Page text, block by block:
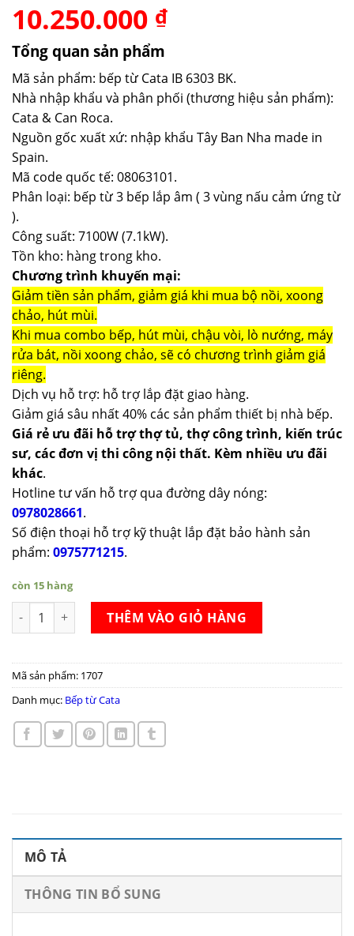
Giá
gốc
là:
18.000.000 ₫.
10.250.000 ₫Giá
là:
10.250.000 ₫.
Tổng quan sản phẩm
Mã sản phẩm: bếp từ Cata IB 6303 BK.
Nhà nhập khẩu và phân phối (thương hiệu sản phẩm):
Cata & Can Roca.
Nguồn gốc xuất xứ: nhập khẩu Tây Ban Nha made in
Spain.
Mã code quốc tế: 08063101.
Phân loại: bếp từ 3 bếp lắp âm ( 3 vùng nấu cảm ứng từ
).
Công suất: 7100W (7.1kW).
Tồn kho: hàng trong kho.
Chương trình khuyến mại:
Giảm tiền sản phẩm, giảm giá khi mua bộ nồi, xoong
chảo, hút mùi.
Khi mua combo bếp, hút mùi, chậu vòi, lò nướng, máy
rửa bát, nồi xoong chảo, sẽ có chương trình giảm giá
riêng.
Dịch vụ hỗ trợ: hỗ trợ lắp đặt giao hàng.
Giảm giá sâu nhất 40% các sản phẩm thiết bị nhà bếp.
Giá rẻ ưu đãi hỗ trợ thợ tủ, thợ công trình, kiến trúc
sư, các đơn vị thi công nội thất. Kèm nhiều ưu đãi
khác.
Hotline tư vấn hỗ trợ qua đường dây nóng:
0978028661.
Số điện thoại hỗ trợ kỹ thuật lắp đặt bảo hành sản
phẩm: 0975771215.
còn 15 hàng
Bếp từ Cata IB 6303 BK số lượng
THÊM VÀO GIỎ HÀNG
Mã sản phẩm: 1707
Danh mục: Bếp từ Cata
MÔ TẢ
THÔNG TIN BỔ SUNG